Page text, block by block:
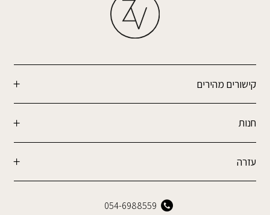
קישורים מהירים
חנות
עזרה
054-6988559